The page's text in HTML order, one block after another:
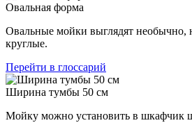
Овальная форма
Овальные мойки выглядят необычно,
круглые.
Перейти в глоссарий
Ширина тумбы 50 см
Мойку можно установить в шкафчик